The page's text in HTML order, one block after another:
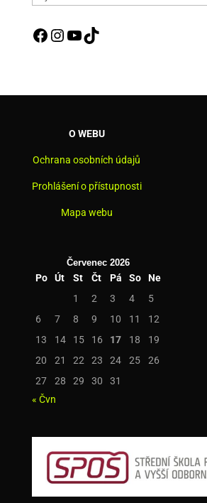
aktualit
Facebook
Instagram
YouTube
TikTok
O WEBU
Ochrana osobních údajů
Prohlášení o přístupnosti
Mapa webu
Červenec 2026
Po Út St Čt Pá So
Ne
1
2 3 4
5
6
7 8 9 10 11
12
13
14 15 16 17 18
19
20
21 22 23 24 25
26
27
28 29 30
31
« Čvn